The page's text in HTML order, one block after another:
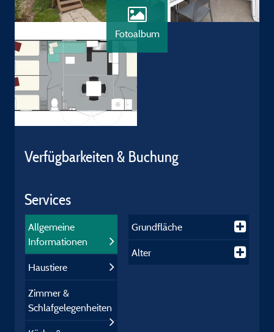
Fotoalbum
Verfügbarkeiten & Buchung
Services
Allgemeine
Informationen
Haustiere
Zimmer &
Schlafgelegenheiten
Grundfläche
Alter